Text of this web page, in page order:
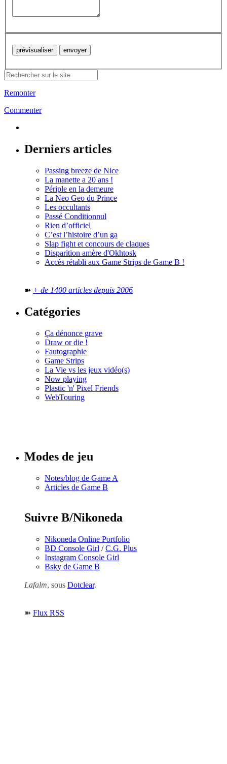
Remonter
Commenter
Derniers articles
Passing breeze de Nice
La manette a 20 ans !
Périple en la demeure
La Neo Geo du Prince
Les occultants
Passé Conditionnul
Rien d’officiel
C’est l’histoire d’un ga
Slap fight et concours de claques
Disparition amère d'Okhtosk
Accès rétabli aux Game Strips de Game B !
➽ + de 1400 articles depuis 2006
Catégories
Ça dénonce grave
Draw or die !
Fautographie
Game Strips
La Vie vs les jeux vidéo(s)
Now playing
Plastic 'n' Pixel Friends
WebTouring
Modes de jeu
Notes/blog de Game A
Articles de Game B
Suivre B/Nikoneda
Nikoneda Online Portfolio
BD Console Girl /C.G. Plus
Instagram Console Girl
Bsky de Game B
Lafalm, sous Dotclear.
➽ Flux RSS